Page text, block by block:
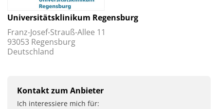
Universitätsklinikum Regensburg
Franz-Josef-Strauß-Allee 11
93053 Regensburg
Deutschland
Kontakt zum Anbieter
Ich interessiere mich für: